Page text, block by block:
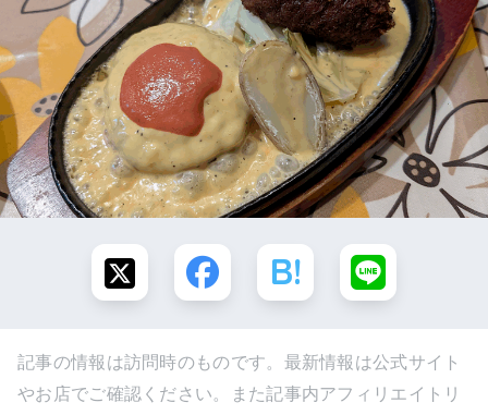
記事の情報は訪問時のものです。最新情報は公式サイト
やお店でご確認ください。また記事内アフィリエイトリ